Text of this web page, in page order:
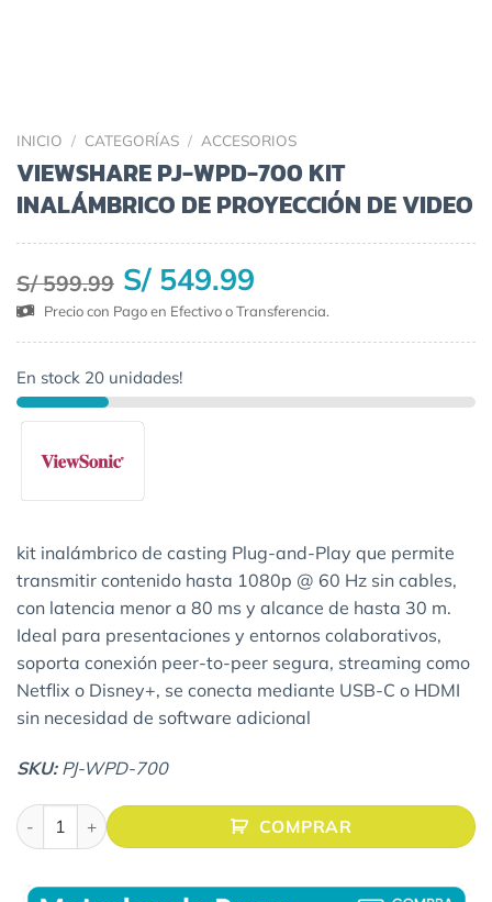
INICIO / CATEGORÍAS / ACCESORIOS
VIEWSHARE PJ-WPD-700 KIT
INALÁMBRICO DE PROYECCIÓN DE VIDEO
S/ 599.99 S/ 549.99
Precio con Pago en Efectivo o Transferencia.
En stock 20 unidades!
kit inalámbrico de casting Plug-and-Play que permite
transmitir contenido hasta 1080p @ 60 Hz sin cables,
con latencia menor a 80 ms y alcance de hasta 30 m.
Ideal para presentaciones y entornos colaborativos,
soporta conexión peer-to-peer segura, streaming como
Netflix o Disney+, se conecta mediante USB-C o HDMI
sin necesidad de software adicional
SKU: PJ-WPD-700
VIEWSHARE PJ-WPD-700 KIT INALÁMBRICO DE
COMPRAR